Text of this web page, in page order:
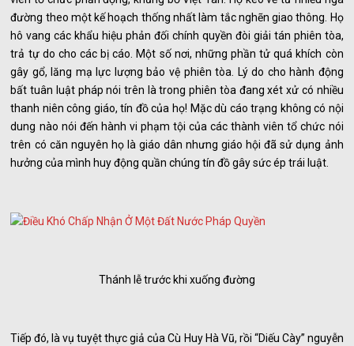
đường theo một kế hoạch thống nhất làm tắc nghẽn giao thông. Họ
hô vang các khẩu hiệu phản đối chính quyền đòi giải tán phiên tòa,
trả tự do cho các bị cáo. Một số nơi, những phần tử quá khích còn
gây gổ, lăng mạ lực lượng bảo vệ phiên tòa. Lý do cho hành động
bất tuân luật pháp nói trên là trong phiên tòa đang xét xử có nhiều
thanh niên công giáo, tín đồ của họ! Mặc dù cáo trạng không có nội
dung nào nói đến hành vi phạm tội của các thành viên tổ chức nói
trên có căn nguyên họ là giáo dân nhưng giáo hội đã sử dụng ảnh
hưởng của mình huy động quần chúng tín đồ gây sức ép trái luật.
Thánh lễ trước khi xuống đường
Tiếp đó, là vụ tuyệt thực giả của Cù Huy Hà Vũ, rồi “Diếu Cày” nguyễn